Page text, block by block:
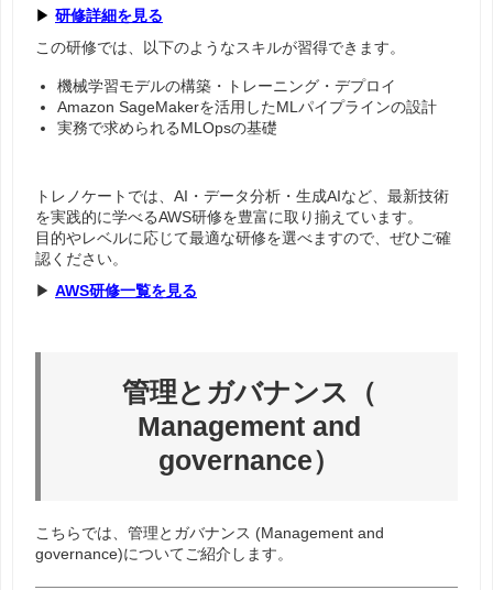
▶ 研修詳細を見る
この研修では、以下のようなスキルが習得できます。
機械学習モデルの構築・トレーニング・デプロイ
Amazon SageMakerを活用したMLパイプラインの設計
実務で求められるMLOpsの基礎
トレノケートでは、AI・データ分析・生成AIなど、 最新技術
を実践的に学べるAWS研修を豊富に取り揃えています。
目的やレベルに応じて最適な研修を選べますので、ぜひご確
認ください。
▶ AWS研修一覧を見る
管理とガバナンス（
Management and
governance）
こちらでは、管理とガバナンス (Management and
governance)についてご紹介します。